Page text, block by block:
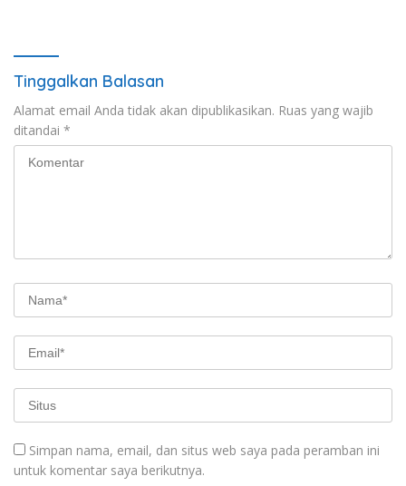
Tinggalkan Balasan
Alamat email Anda tidak akan dipublikasikan. Ruas yang wajib
ditandai *
Simpan nama, email, dan situs web saya pada peramban ini
untuk komentar saya berikutnya.